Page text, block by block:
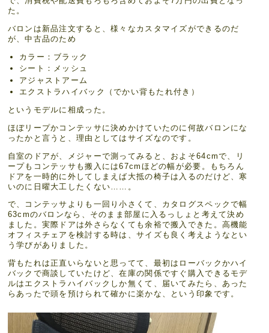
た。
バロンは新品注文すると、様々なカスタマイズができるのだ
が、中古品のため
カラー：ブラック
シート：メッシュ
アジャストアーム
エクストラハイバック（でかい背もたれ付き）
というモデルに相成った。
ほぼリープかコンテッサに決めかけていたのに何故バロンにな
ったかと言うと、理由としてはサイズなのです。
自室のドアが、メジャーで測ってみると、およそ64cmで、リ
ープもコンテッサも搬入には67cmほどの幅が必要。もちろん
ドアを一時的に外してしまえば大抵の椅子は入るのだけど、寒
いのに日曜大工したくない……。
で、コンテッサよりも一回り小さくて、カタログスペックで幅
63cmのバロンなら、そのまま部屋に入るっしょと考えて決め
ました。実際ドアは外さらなくても余裕で搬入できた。高機能
オフィスチェアを検討する時は、サイズも良く考えようなとい
う学びがありました。
背もたれは正直いらないと思ってて、最初はローバックかハイ
バックで商談していたけど、在庫の関係ですぐ購入できるモデ
ルはエクストラハイバックしか無くて、届いてみたら、あった
らあったで頭を預けられて確かに楽かな、という印象です。